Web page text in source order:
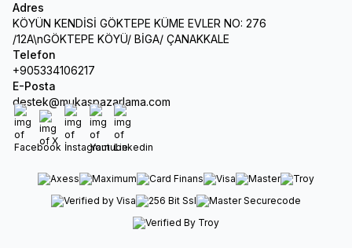
Adres
KÖYÜN KENDİSİ GÖKTEPE KÜME EVLER NO: 276
/12A\nGÖKTEPE KÖYÜ/ BİGA/ ÇANAKKALE
Telefon
+905334106217
E-Posta
destek@mukaspazarlama.com
Facebook
X İnstagram
Youtube